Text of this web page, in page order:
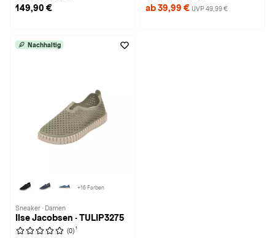
149,90 € ab 39,99 € UVP 49,99 €
Nachhaltig
+16 Farben
Sneaker · Damen
Ilse Jacobsen · TULIP3275
(0) 1